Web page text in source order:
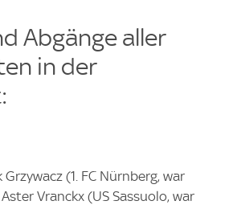
Abgänge aller
in der
Grzywacz (1. FC Nürnberg, war
Vranckx (US Sassuolo, war